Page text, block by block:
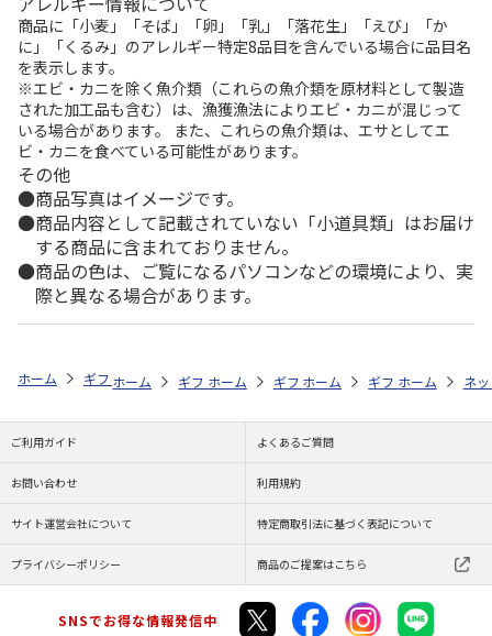
商品に「小麦」「そば」「卵」「乳」「落花生」「えび」「か
に」「くるみ」のアレルギー特定8品目を含んでいる場合に品目名
を表示します。
※エビ・カニを除く魚介類（これらの魚介類を原材料として製造
された加工品も含む）は、漁獲漁法によりエビ・カニが混じって
いる場合があります。 また、これらの魚介類は、エサとしてエ
ビ・カニを食べている可能性があります。
その他
商品写真はイメージです。
商品内容として記載されていない「小道具類」はお届け
する商品に含まれておりません。
商品の色は、ご覧になるパソコンなどの環境により、実
際と異なる場合があります。
ホーム ギフトストア お中元・夏ギフト特集 2026 ドリンク ＜
ホーム ギフトストア お中元・夏ギフト特集 2026
ホーム ギフトストア お中元・夏ギフト
ホーム ギフトストア お
ホーム ネ
ご利用ガイド よくあるご質問
お問い合わせ 利用規約
サイト運営会社について 特定商取引法に基づく表記について
プライバシーポリシー 商品のご提案はこちら
SNSでお得な情報発信中